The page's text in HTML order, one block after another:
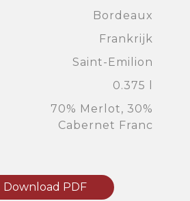
Bordeaux
Frankrijk
Saint-Emilion
0.375 l
70% Merlot, 30%
Cabernet Franc
Download PDF